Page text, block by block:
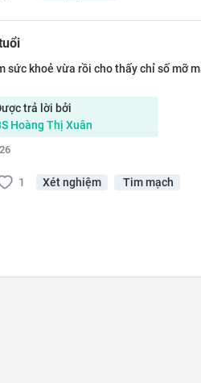
sức khoẻ vừa rồi cho thấy chỉ số mỡ
trả lời bởi
Hoàng Thị Xuân
1 Xét nghiệm Tim mạch